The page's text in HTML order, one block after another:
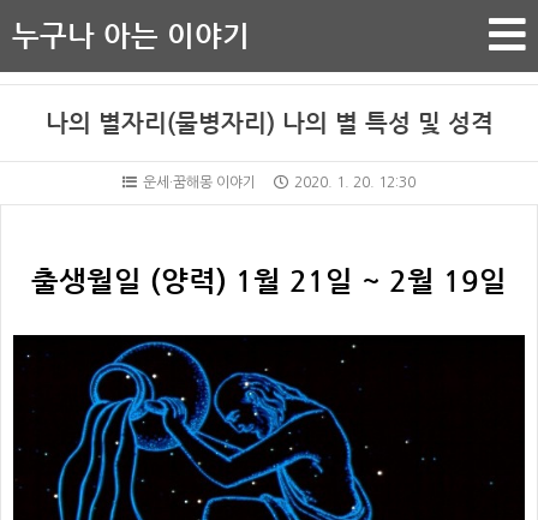
누구나 아는 이야기
나의 별자리(물병자리) 나의 별 특성 및 성격
운세·꿈해몽 이야기 2020. 1. 20. 12:30
출생월일 (양력) 1 월 21일 ~ 2월 19일